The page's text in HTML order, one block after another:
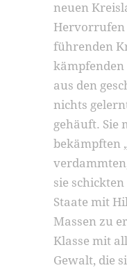
neuen
Hervorrufen
führenden
aus den
nichts
gehäuft. Sie
bekämpften
sie
Staate mit
Massen zu
Klasse mit
Gewalt, die